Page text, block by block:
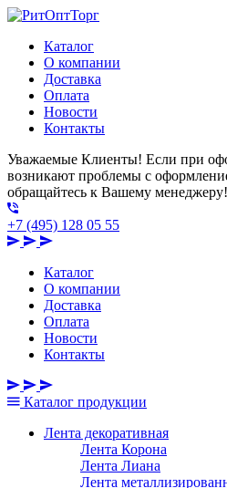
Каталог
О компании
Доставка
Оплата
Новости
Контакты
Уважаемые Клиенты! Если при
возникают проблемы с
обращайтесь к Вашему менеджеру!
+7 (495) 128 05 55
Каталог
О компании
Доставка
Оплата
Новости
Контакты
Каталог продукции
Лента декоративная
Лента Корона
Лента Лиана
Лента